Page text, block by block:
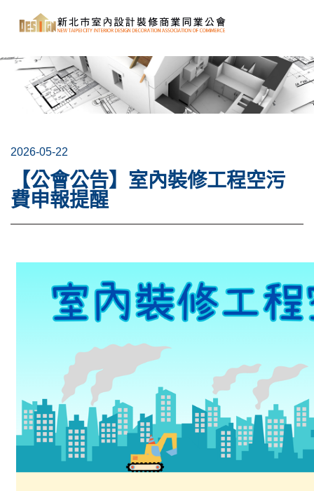
2026-05-22
【公會公告】室內裝修工程空污
費申報提醒